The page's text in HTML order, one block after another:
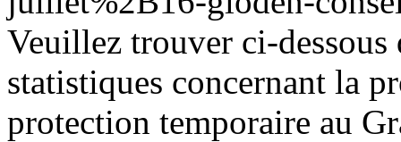
Veuillez trouver ci-
statistiques concernant la
protection temporaire au